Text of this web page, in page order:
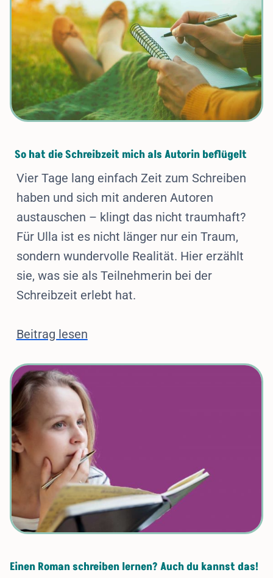
So hat die Schreibzeit mich als Autorin beflügelt
Vier Tage lang einfach Zeit zum Schreiben
haben und sich mit anderen Autoren
austauschen – klingt das nicht traumhaft?
Für Ulla ist es nicht länger nur ein Traum,
sondern wundervolle Realität. Hier erzählt
sie, was sie als Teilnehmerin bei der
Schreibzeit erlebt hat.
Beitrag lesen
Einen Roman schreiben lernen? Auch du kannst das!